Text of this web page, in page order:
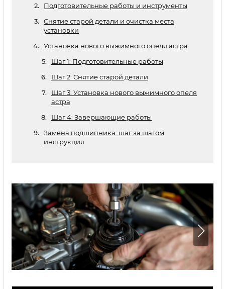
Подготовительные работы и инструменты
Снятие старой детали и очистка места
установки
Установка нового выжимного опеля астра
Шаг 1: Подготовительные работы
Шаг 2: Снятие старой детали
Шаг 3: Установка нового выжимного опеля
астра
Шаг 4: Завершающие работы
Замена подшипника: шаг за шагом
инструкция